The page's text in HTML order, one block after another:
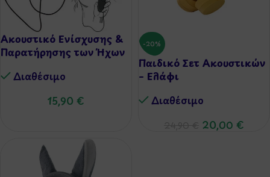
Ακουστικό Ενίσχυσης &
Παρατήρησης των Ήχων
Διαθέσιμo
15,90 €
-20%
Παιδικό Σετ Ακουστικών
– Ελάφι
Διαθέσιμo
20,00 €